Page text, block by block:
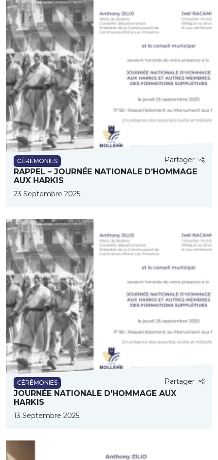
CÉRÉMONIES Partager
RAPPEL – JOURNÉE NATIONALE D’HOMMAGE
AUX HARKIS
23 Septembre 2025
CÉRÉMONIES Partager
JOURNÉE NATIONALE D'HOMMAGE AUX
HARKIS
13 Septembre 2025